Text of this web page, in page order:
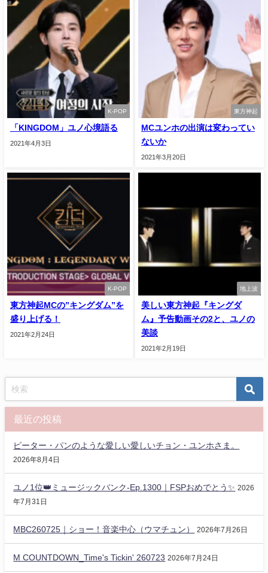
K-POP
「KINGDOM」ユノ心境語る
2021年4月3日
東方神起
MCユンホの出演は変わってい
ないか
2021年3月20日
K-POP
東方神起MCの”キングダム”を
盛り上げる！
2021年2月24日
地上波
美しい東方神起『キングダ
ム』予告動画その2と、ユノの
美談
2021年2月19日
最近の投稿
ピーター・パンのような愛しい愛しいチョン・ユンホさま。
2026年8月4日
ユノ1位👑ミュージックバンク-Ep.1300｜FSPおめでとう✨️ 2026
年7月31日
MBC260725｜ショー！音楽中心（ウマチュン） 2026年7月26日
M COUNTDOWN_Time's Tickin' 260723 2026年7月24日